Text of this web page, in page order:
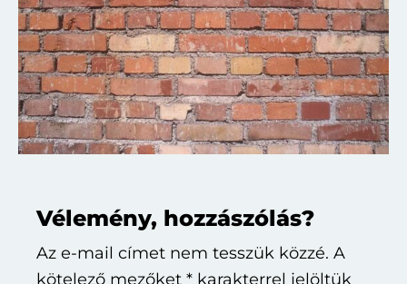
Reader
Interactions
Vélemény, hozzászólás?
Az e-mail címet nem tesszük közzé. A
kötelező mezőket * karakterrel jelöltük